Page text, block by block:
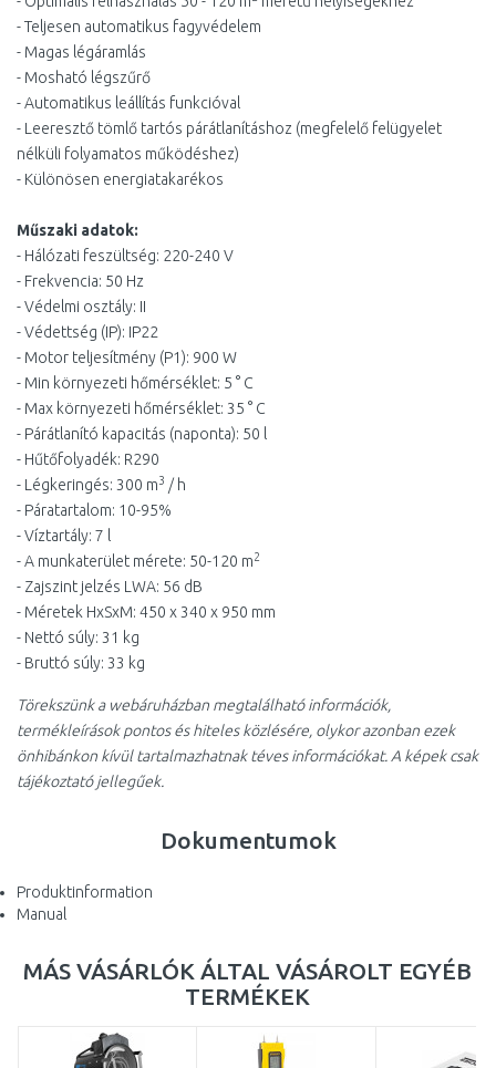
- Teljesen automatikus fagyvédelem
- Magas légáramlás
- Mosható légszűrő
- Automatikus leállítás funkcióval
- Leeresztő tömlő tartós párátlanításhoz (megfelelő felügyelet
nélküli folyamatos működéshez)
- Különösen energiatakarékos
Műszaki adatok:
- Hálózati feszültség: 220-240 V
- Frekvencia: 50 Hz
- Védelmi osztály: II
- Védettség (IP): IP22
- Motor teljesítmény (P1): 900 W
- Min környezeti hőmérséklet: 5 ° C
- Max környezeti hőmérséklet: 35 ° C
- Párátlanító kapacitás (naponta): 50 l
- Hűtőfolyadék: R290
- Légkeringés: 300 m3 / h
- Páratartalom: 10-95%
- Víztartály: 7 l
- A munkaterület mérete: 50-120 m2
- Zajszint jelzés LWA: 56 dB
- Méretek HxSxM: 450 x 340 x 950 mm
- Nettó súly: 31 kg
- Bruttó súly: 33 kg
Törekszünk a webáruházban megtalálható információk,
termékleírások pontos és hiteles közlésére, olykor azonban ezek
önhibánkon kívül tartalmazhatnak téves információkat. A képek csak
tájékoztató jellegűek.
Dokumentumok
Produktinformation
Manual
MÁS VÁSÁRLÓK ÁLTAL VÁSÁROLT EGYÉB
TERMÉKEK